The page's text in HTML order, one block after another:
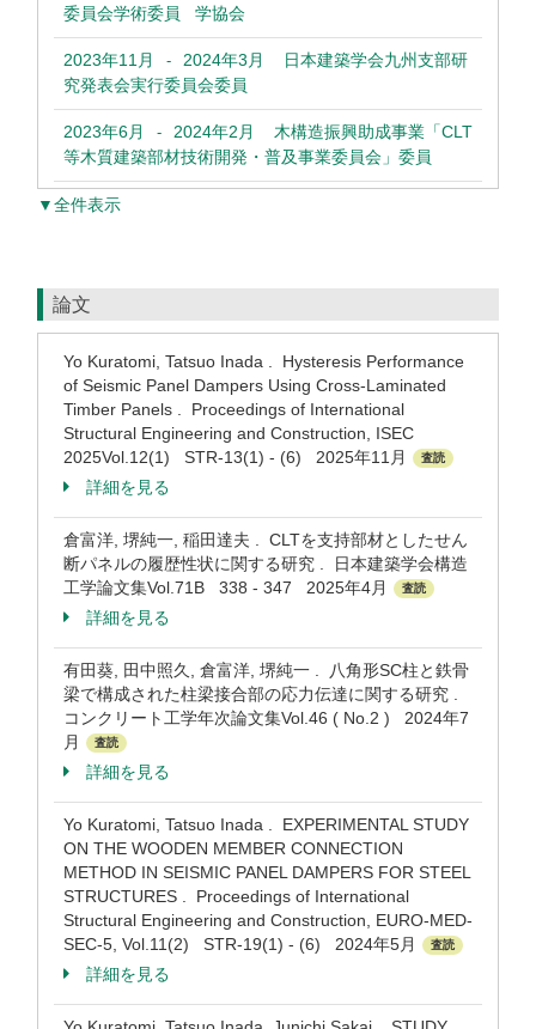
委員会学術委員 学協会
2023年11月 - 2024年3月
日本建築学会九州支部研
究発表会実行委員会委員
2023年6月 - 2024年2月
木構造振興助成事業「CLT
等木質建築部材技術開発・普及事業委員会」委員
▼全件表示
論文
Yo Kuratomi, Tatsuo Inada . Hysteresis Performance
of Seismic Panel Dampers Using Cross-Laminated
Timber Panels . Proceedings of International
Structural Engineering and Construction, ISEC
2025Vol.12(1) STR-13(1) - (6) 2025年11月
査読
詳細を見る
倉富洋, 堺純一, 稲田達夫 . CLTを支持部材としたせん
断パネルの履歴性状に関する研究 . 日本建築学会構造
工学論文集Vol.71B 338 - 347 2025年4月
査読
詳細を見る
有田葵, 田中照久, 倉富洋, 堺純一 . 八角形SC柱と鉄骨
梁で構成された柱梁接合部の応力伝達に関する研究 .
コンクリート工学年次論文集Vol.46 ( No.2 ) 2024年7
月
査読
詳細を見る
Yo Kuratomi, Tatsuo Inada . EXPERIMENTAL STUDY
ON THE WOODEN MEMBER CONNECTION
METHOD IN SEISMIC PANEL DAMPERS FOR STEEL
STRUCTURES . Proceedings of International
Structural Engineering and Construction, EURO-MED-
SEC-5, Vol.11(2) STR-19(1) - (6) 2024年5月
査読
詳細を見る